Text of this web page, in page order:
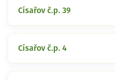
Císařov č.p. 39
Císařov č.p. 4